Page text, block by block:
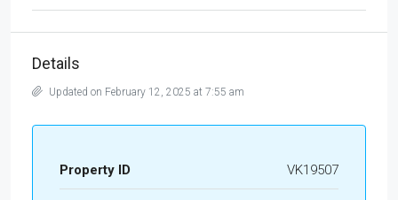
Details
Updated on February 12, 2025 at 7:55 am
Property ID VK19507